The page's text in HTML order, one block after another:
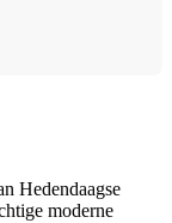
Hedendaagse
moderne